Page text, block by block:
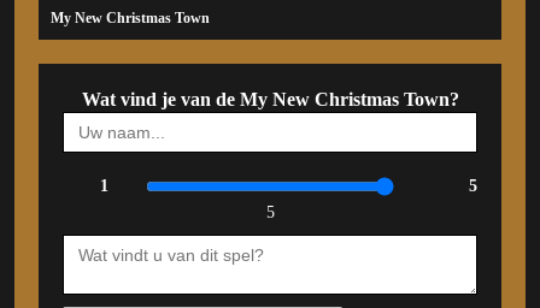
My New Christmas Town
Wat vind je van de My New Christmas Town?
1
5
5